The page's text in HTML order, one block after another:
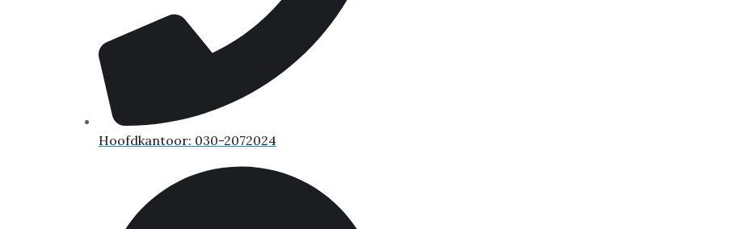
Hoofdkantoor: 030-2072024